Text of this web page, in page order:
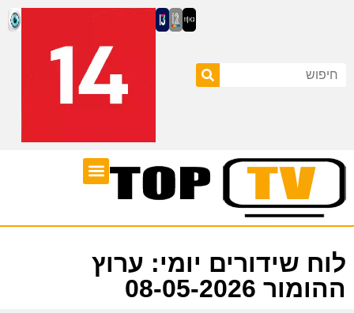
לוח שידורים יומי: ערוץ
ההומור 08-05-2026